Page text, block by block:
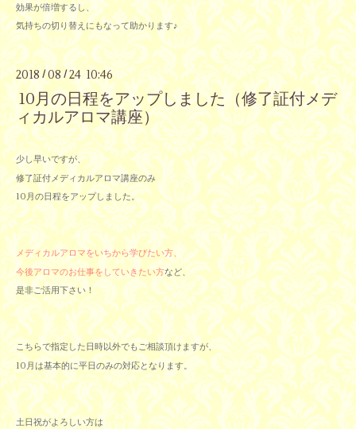
効果が倍増するし、
気持ちの切り替えにもなって助かります♪
2018/08/24 10:46
10月の日程をアップしました（修了証付メデ
ィカルアロマ講座）
少し早いですが、
修了証付メディカルアロマ講座のみ
10月の日程をアップしました。
メディカルアロマをいちから学びたい方、
今後アロマのお仕事をしていきたい方など、
是非ご活用下さい！
こちらで指定した日時以外でもご相談頂けますが、
10月は基本的に平日のみの対応となります。
土日祝がよろしい方は